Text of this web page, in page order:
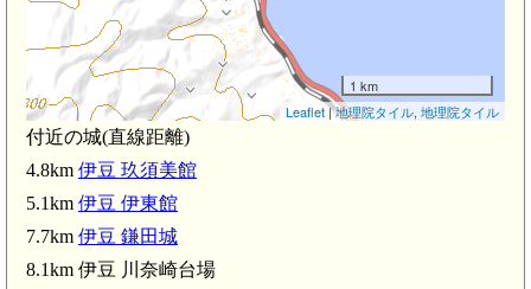
1 km
Leaflet|地理院タイル, 地理院タイル
付近の城(直線距離)
4.8km 伊豆 玖須美館
5.1km 伊豆 伊東館
7.7km 伊豆 鎌田城
8.1km 伊豆 川奈崎台場